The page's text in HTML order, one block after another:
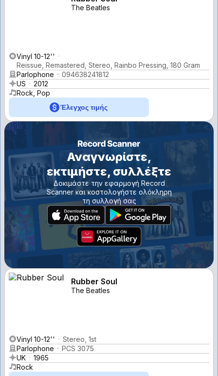
The Beatles
Vinyl 10-12''
Reissue, Remastered, Stereo, Rainbo Pressing, 180 Gram
Parlophone
094638241812
US
2012
Rock, Pop
Έλεγχος τιμής
Αναγνωρίστε,
εκτιμήστε, συλλέξτε
Δοκιμάστε την εφαρμογή Record
Scanner και κοστολογήστε ολόκληρη
τη συλλογή σας
Rubber Soul
The Beatles
Vinyl 10-12''
Stereo, 1st
Parlophone
PCS 3075
UK
1965
Rock